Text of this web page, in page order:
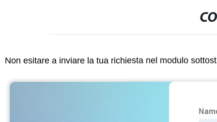
Non esitare a inviare la tua richiesta nel modulo